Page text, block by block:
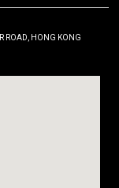
ROAD, HONG KONG